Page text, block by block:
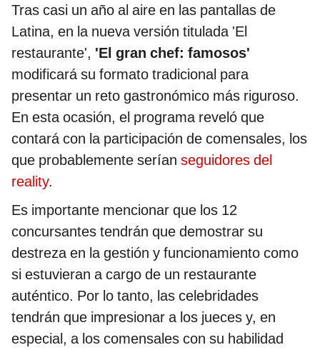
Tras casi un año al aire en las pantallas de
Latina, en la nueva versión titulada 'El
restaurante', 'El gran chef: famosos'
modificará su formato tradicional para
presentar un reto gastronómico más riguroso.
En esta ocasión, el programa reveló que
contará con la participación de comensales, los
que probablemente serían seguidores del
reality.
Es importante mencionar que los 12
concursantes tendrán que demostrar su
destreza en la gestión y funcionamiento como
si estuvieran a cargo de un restaurante
auténtico. Por lo tanto, las celebridades
tendrán que impresionar a los jueces y, en
especial, a los comensales con su habilidad